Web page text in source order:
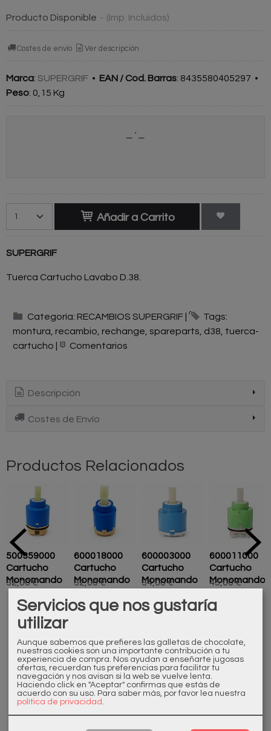
Marcas
Producto Disponible - (Imp. Incluidos)
Costes de envío Ver descripción
Marca: SUPERGRIF • EAN / Cod. Barras: 8435580405297 •
Peso: 0,15 Kg
Añadir a Carrito
SUPERGRIF
Tuerca Cartucho Lavabo D.38.
Categoría: RECAMBIOS SUPERGRIF
Tags:
montura recambio rechange spareparts d38 tuerca-
cartucho
Comentarios
Descripción
Costes de Envío
Productos Relacionados
500359000
Cartucho
Monomando
32,00 €
600018000
Cartucho
Monomando
32,00 €
600003000
Cartucho
Monomando
34,00 €
600011000
Cartucho
Monomando
45,00 €
Servicios que nos gustaría
utilizar
Aunque sabemos que prefieres las galletas de chocolate,
nuestras cookies son una importante contribución a tu
experiencia de compra. Nos ayudan a enseñarte jugosas
ofertas, recuerdan tus preferencias para facilitar tu
navegación y nos avisan si la web se vuelve lenta.
Haciendo click en "Aceptar" confirmas que estás de
acuerdo con su uso. Para saber más, por favor lea nuestra
política de privacidad